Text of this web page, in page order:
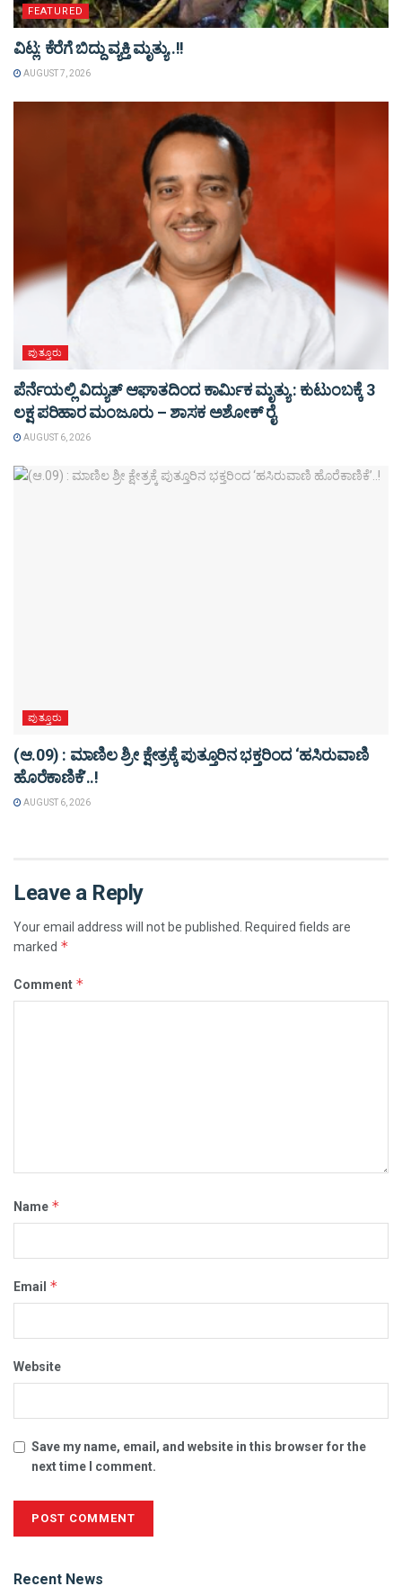
FEATURED
ವಿಟ್ಲ: ಕೆರೆಗೆ ಬಿದ್ದು ವ್ಯಕ್ತಿ ಮೃತ್ಯು..!!
AUGUST 7, 2026
ಪುತ್ತೂರು
ಪೆರ್ನೆಯಲ್ಲಿ ವಿದ್ಯುತ್ ಆಘಾತದಿಂದ ಕಾರ್ಮಿಕ ಮೃತ್ಯು : ಕುಟುಂಬಕ್ಕೆ 3
ಲಕ್ಷ ಪರಿಹಾರ ಮಂಜೂರು – ಶಾಸಕ ಅಶೋಕ್ ರೈ
AUGUST 6, 2026
ಪುತ್ತೂರು
(ಆ.09) : ಮಾಣಿಲ ಶ್ರೀ ಕ್ಷೇತ್ರಕ್ಕೆ ಪುತ್ತೂರಿನ ಭಕ್ತರಿಂದ ‘ಹಸಿರುವಾಣಿ
ಹೊರೆಕಾಣಿಕೆ’..!
AUGUST 6, 2026
Leave a Reply
Your email address will not be published. Required fields are
marked *
Comment *
Name *
Email *
Website
Save my name, email, and website in this browser for the
next time I comment.
Recent News